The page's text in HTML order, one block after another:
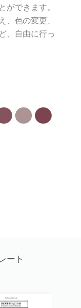
できます。
色の変更、
、自由に行っ
ート